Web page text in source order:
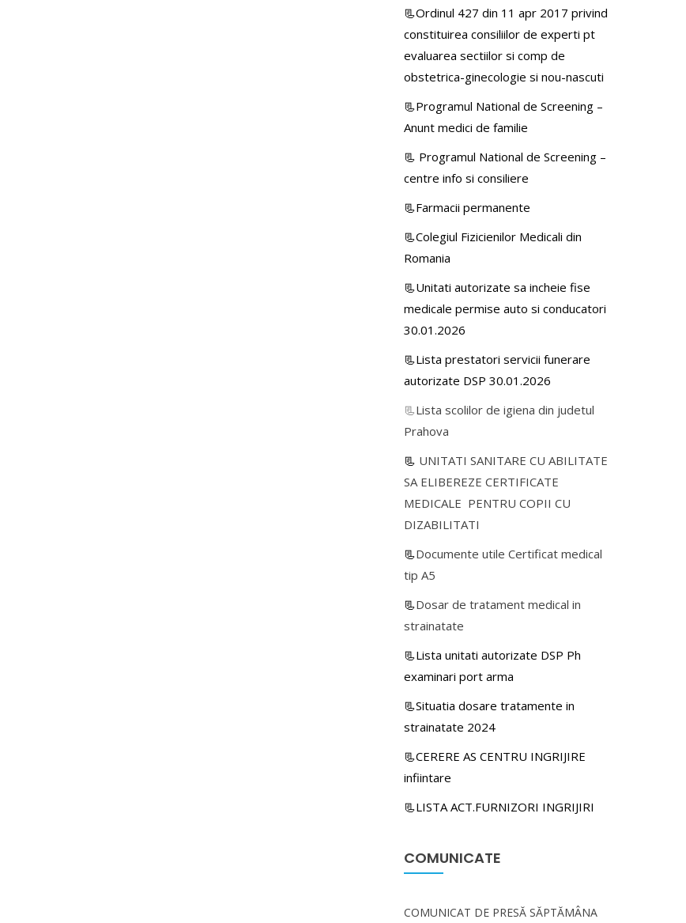
📃Ordinul 427 din 11 apr 2017 privind
constituirea consiliilor de experti pt
evaluarea sectiilor si comp de
obstetrica-ginecologie si nou-nascuti
📃Programul National de Screening –
Anunt medici de familie
📃 Programul National de Screening –
centre info si consiliere
📃Farmacii permanente
📃Colegiul Fizicienilor Medicali din
Romania
📃Unitati autorizate sa incheie fise
medicale permise auto si conducatori
30.01.2026
📃Lista prestatori servicii funerare
autorizate DSP 30.01.2026
📃Lista scolilor de igiena din judetul
Prahova
📃 UNITATI SANITARE CU ABILITATE
SA ELIBEREZE CERTIFICATE
MEDICALE PENTRU COPII CU
DIZABILITATI
📃Documente utile Certificat medical
tip A5
📃Dosar de tratament medical in
strainatate
📃Lista unitati autorizate DSP Ph
examinari port arma
📃Situatia dosare tratamente in
strainatate 2024
📃CERERE AS CENTRU INGRIJIRE
infiintare
📃LISTA ACT.FURNIZORI INGRIJIRI
COMUNICATE
COMUNICAT DE PRESĂ SĂPTĂMÂNA